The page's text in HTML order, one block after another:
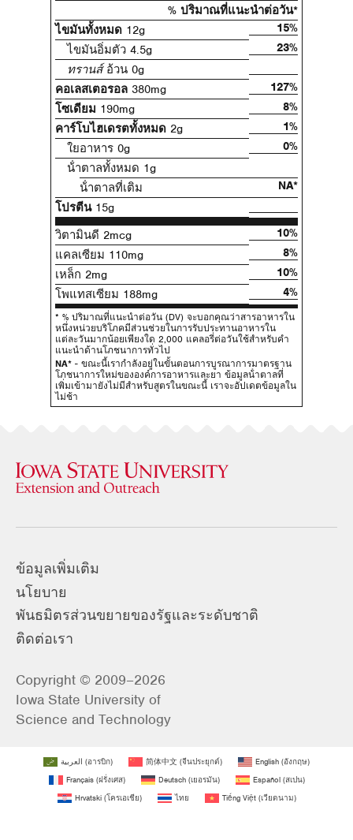
% ปริมาณที่แนะนําต่อวัน*
ไขมันทั้งหมด 12g
15%
ไขมันอิ่มตัว 4.5g
23%
ทรานส์อ้วน 0g
คอเลสเตอรอล 380mg
127%
โซเดียม 190mg
8%
คาร์โบไฮเดรตทั้งหมด 2g
1%
ใยอาหาร 0g
0%
น้ําตาลทั้งหมด 1g
น้ําตาลที่เติม
NA*
โปรตีน15g
วิตามินดี 2mcg
10%
แคลเซียม 110mg
8%
เหล็ก 2mg
10%
โพแทสเซียม 188mg
4%
* % ปริมาณที่แนะนําต่อวัน (DV) จะบอกคุณว่าสารอาหารใน
หนึ่งหน่วยบริโภคมีส่วนช่วยในการรับประทานอาหารใน
แต่ละวันมากน้อยเพียงใด 2,000 แคลอรี่ต่อวันใช้สําหรับคํา
แนะนําด้านโภชนาการทั่วไป
NA* - ขณะนี้เรากําลังอยู่ในขั้นตอนการบูรณาการมาตรฐาน
โภชนาการใหม่ขององค์การอาหารและยา ข้อมูลน้ําตาลที่
เพิ่มเข้ามายังไม่มีสําหรับสูตรในขณะนี้ เราจะอัปเดตข้อมูลใน
ไม่ช้า
ข้อมูลเพิ่มเติม
นโยบาย
พันธมิตรส่วนขยายของรัฐและระดับชาติ
ติดต่อเรา
Copyright © 2009–2026
Iowa State University of
Science and Technology
العربية (อารบิก) 简体中文 (จีนประยุกต์) English (อังกฤษ)
Français(ฝรั่งเศส) Deutsch(เยอรมัน) Español(สเปน)
Hrvatski(โครเอเชีย) ไทย Tiếng Việt(เวียดนาม)